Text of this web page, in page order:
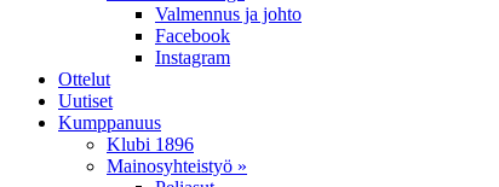
Valmennus ja johto
Facebook
Instagram
Ottelut
Uutiset
Kumppanuus
Klubi 1896
Mainosyhteistyö »